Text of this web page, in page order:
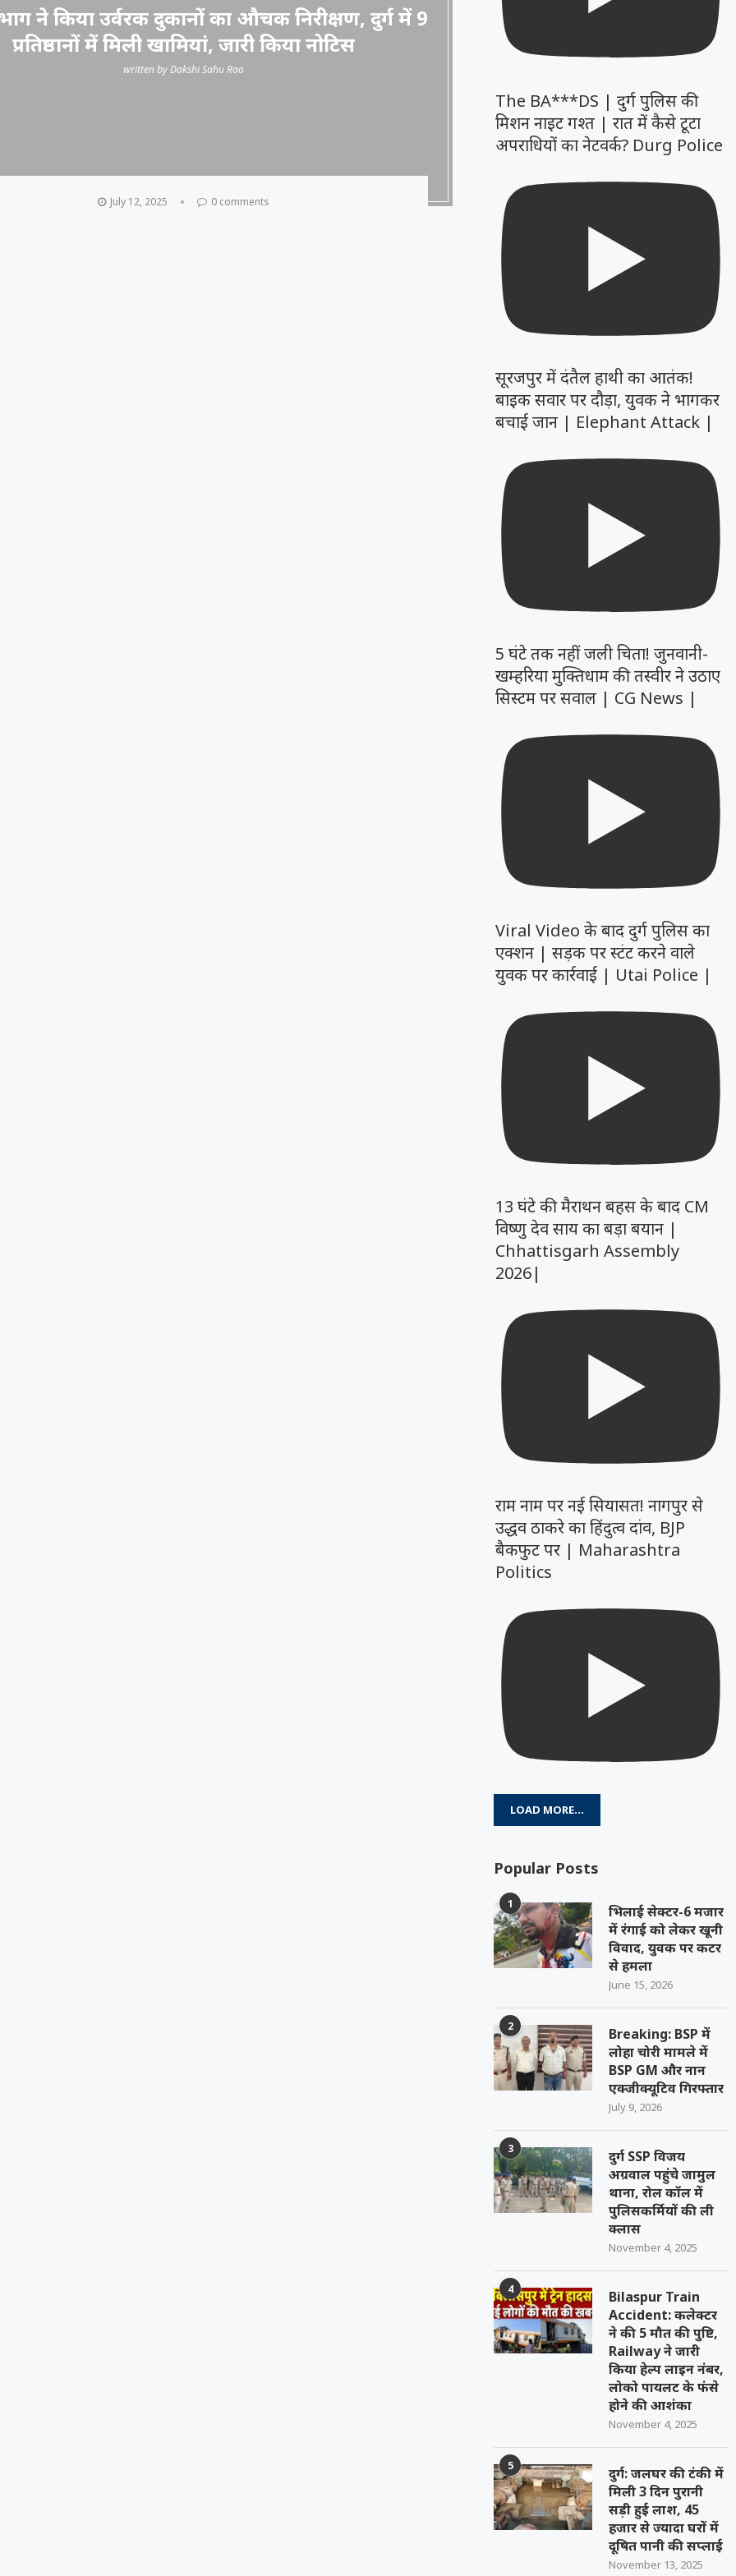
ने किया उर्वरक दुकानों का औचक निरीक्षण, दुर्ग में 9
प्रतिष्ठानों में मिली खामियां, जारी किया नोटिस
written byDakshi Sahu Rao
July 12, 2025 0 comments
The BA***DS | दुर्ग पुलिस की
मिशन नाइट गश्त | रात में कैसे टूटा
अपराधियों का नेटवर्क? Durg Police
सूरजपुर में दंतैल हाथी का आतंक!
बाइक सवार पर दौड़ा, युवक ने भागकर
बचाई जान | Elephant Attack |
5 घंटे तक नहीं जली चिता! जुनवानी-
खम्हरिया मुक्तिधाम की तस्वीर ने उठाए
सिस्टम पर सवाल | CG News |
Viral Video के बाद दुर्ग पुलिस का
एक्शन | सड़क पर स्टंट करने वाले
युवक पर कार्रवाई | Utai Police |
13 घंटे की मैराथन बहस के बाद CM
विष्णु देव साय का बड़ा बयान |
Chhattisgarh Assembly
2026|
राम नाम पर नई सियासत! नागपुर से
उद्धव ठाकरे का हिंदुत्व दांव, BJP
बैकफुट पर | Maharashtra
Politics
LOAD MORE...
Popular Posts
1
भिलाई सेक्टर-6 मजार
में रंगाई को लेकर खूनी
विवाद, युवक पर कटर
से हमला
June 15, 2026
2
Breaking: BSP में
लोहा चोरी मामले में
BSP GM और नान
एक्जीक्यूटिव गिरफ्तार
July 9, 2026
3
दुर्ग SSP विजय
अग्रवाल पहुंचे जामुल
थाना, रोल कॉल में
पुलिसकर्मियों की ली
क्लास
November 4, 2025
4
Bilaspur Train
Accident: कलेक्टर
ने की 5 मौत की पुष्टि,
Railway ने जारी
किया हेल्प लाइन नंबर,
लोको पायलट के फंसे
होने की आशंका
November 4, 2025
5
दुर्ग: जलघर की टंकी में
मिली 3 दिन पुरानी
सड़ी हुई लाश, 45
हजार से ज्यादा घरों में
दूषित पानी की सप्लाई
November 13, 2025